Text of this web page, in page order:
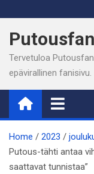
to
content
Tervetuloa
epävirallinen fanisivu.
Home 2023
Putous-tähti antaa
saattavat tunnistaa”